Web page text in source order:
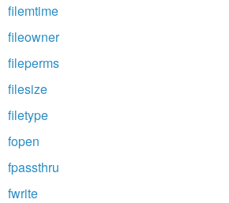
filemtime
fileowner
fileperms
filesize
filetype
fopen
fpassthru
fwrite